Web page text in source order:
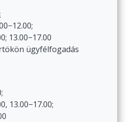
13.00−17.00
ügyfélfogadás
13.00−17.00;